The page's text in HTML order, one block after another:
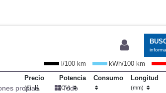
propias Todo
l/100 km kWh/100 km
Precio
(€)
Potencia
(CV)
Consumo Longitud
(mm)